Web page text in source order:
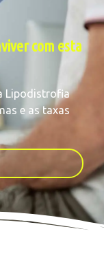
com esta
Lipodistrofia
e as taxas